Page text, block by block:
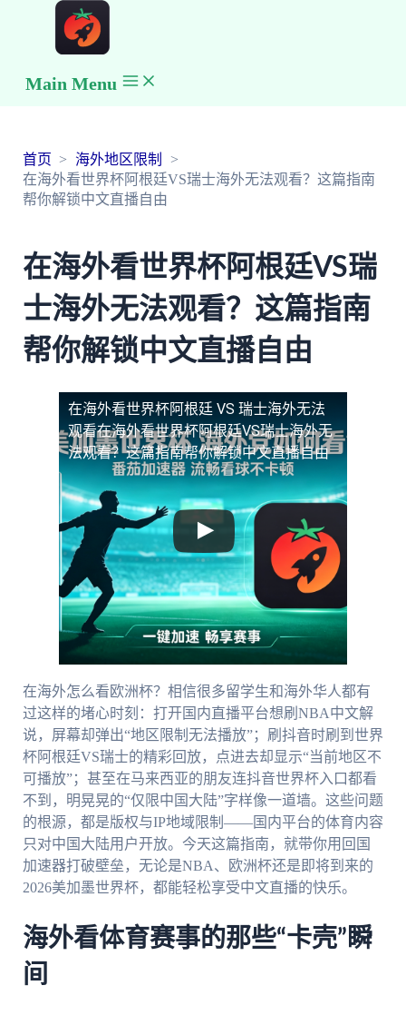
Main Menu
首页
海外地区限制
在海外看世界杯阿根廷VS瑞士海外无法观看？这篇指南
帮你解锁中文直播自由
在海外看世界杯阿根廷VS瑞
士海外无法观看？这篇指南
帮你解锁中文直播自由
在海外看世界杯阿根廷 VS 瑞士海外无法
观看在海外看世界杯阿根廷VS瑞士海外无
法观看？这篇指南帮你解锁中文直播自由
在海外怎么看欧洲杯？相信很多留学生和海外华人都有
过这样的堵心时刻：打开国内直播平台想刷NBA中文解
说，屏幕却弹出“地区限制无法播放”；刷抖音时刷到世界
杯阿根廷VS瑞士的精彩回放，点进去却显示“当前地区不
可播放”；甚至在马来西亚的朋友连抖音世界杯入口都看
不到，明晃晃的“仅限中国大陆”字样像一道墙。这些问题
的根源，都是版权与IP地域限制——国内平台的体育内容
只对中国大陆用户开放。今天这篇指南，就带你用回国
加速器打破壁垒，无论是NBA、欧洲杯还是即将到来的
2026美加墨世界杯，都能轻松享受中文直播的快乐。
海外看体育赛事的那些“卡壳”瞬
间